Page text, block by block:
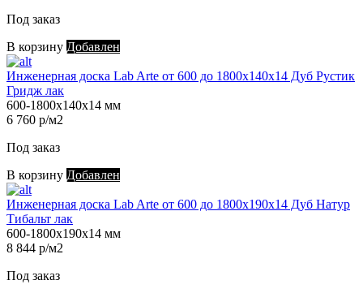
Под заказ
В корзину Добавлен
Инженерная доска Lab Arte от 600 до 1800х140х14 Дуб Рустик
Гридж лак
600-1800х140х14 мм
6 760 р/м2
Под заказ
В корзину Добавлен
Инженерная доска Lab Arte от 600 до 1800х190х14 Дуб Натур
Тибальт лак
600-1800х190х14 мм
8 844 р/м2
Под заказ